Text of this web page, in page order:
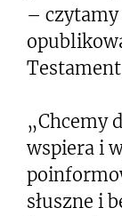
–
„Chcemy
wspiera i
słuszne i